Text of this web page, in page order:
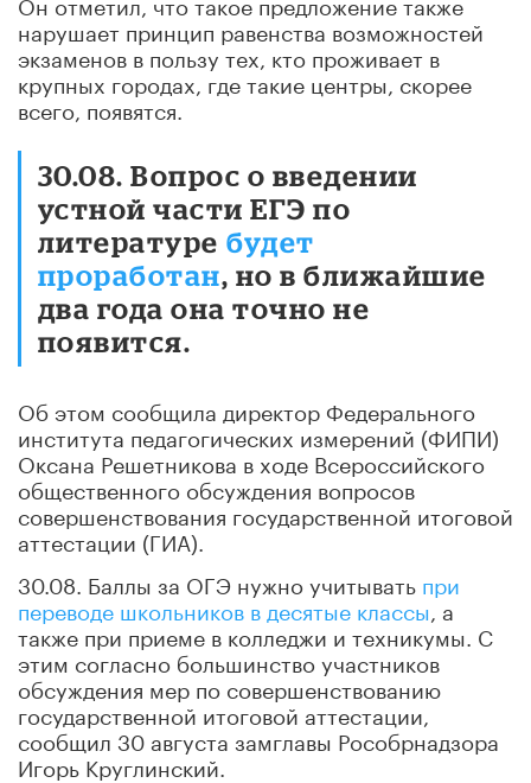
нарушает принцип равенства возможностей
экзаменов в пользу тех, кто проживает в
крупных городах, где такие центры, скорее
всего, появятся.
30.08. Вопрос о введении
устной части ЕГЭ по
литературе будет
проработан, но в ближайшие
два года она точно не
появится.
Об этом сообщила директор Федерального
института педагогических измерений (ФИПИ)
Оксана Решетникова в ходе Всероссийского
общественного обсуждения вопросов
совершенствования государственной итоговой
аттестации (ГИА).
30.08. Баллы за ОГЭ нужно учитывать при
переводе школьников в десятые классы, а
также при приеме в колледжи и техникумы. С
этим согласно большинство участников
обсуждения мер по совершенствованию
государственной итоговой аттестации,
сообщил 30 августа замглавы Рособрнадзора
Игорь Круглинский.